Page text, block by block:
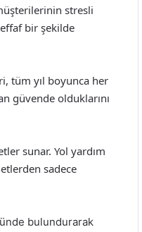
stresli
bir şekilde
tüm yıl boyunca her
güvende olduklarını
sunar. Yol yardım
sadece
bulundurarak